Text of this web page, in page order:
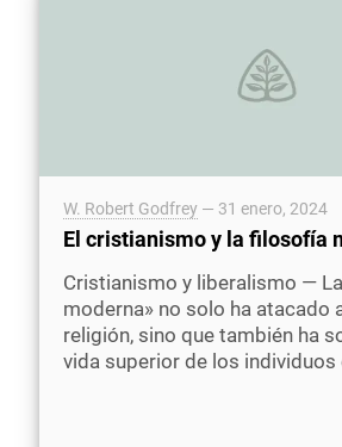
W. Robert Godfrey — 31 enero, 2024
El cristianismo y la filosofía
Cristianismo y liberalismo —
moderna» no solo ha atacado
religión, sino que también ha
vida superior de los individuos